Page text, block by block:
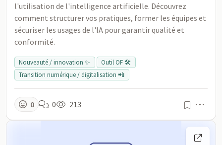
l'utilisation de l'intelligence artificielle. Découvrez
comment structurer vos pratiques, former les équipes et
sécuriser les usages de l'IA pour garantir qualité et
conformité.
Nouveauté / innovation ✨
Outil OF 🛠️
Transition numérique / digitalisation 📲
0 0 213